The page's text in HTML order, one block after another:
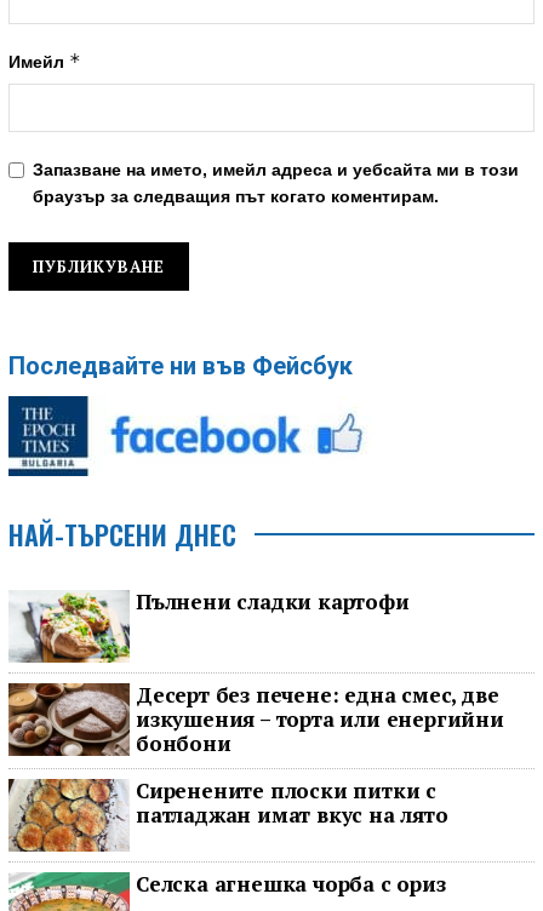
Имейл *
Запазване на името, имейл адреса и уебсайта ми в този
браузър за следващия път когато коментирам.
Последвайте ни във Фейсбук
НАЙ-ТЪРСЕНИ ДНЕС
Пълнени сладки картофи
Десерт без печене: една смес, две
изкушения – торта или енергийни
бонбони
Сиренените плоски питки с
патладжан имат вкус на лято
Селска агнешка чорба с ориз